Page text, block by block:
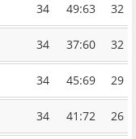
34 49:63 32
34 37:60 32
34 45:69 29
34 41:72 26